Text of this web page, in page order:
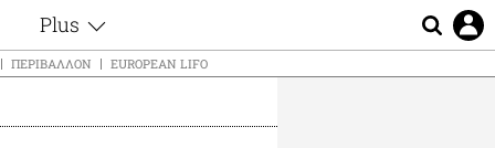
Plus
Θέματα
ΠΕΡΙΒΆΛΛΟΝ EUROPEAN LIFO